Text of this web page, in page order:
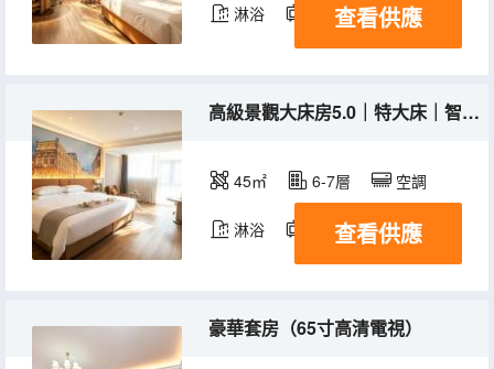
淋浴 電視機
查看供應
高級景觀大床房5.0｜特大床｜智能客控｜零壓床墊
45㎡ 6-7層 空調
淋浴 電視機
查看供應
豪華套房（65寸高清電視）